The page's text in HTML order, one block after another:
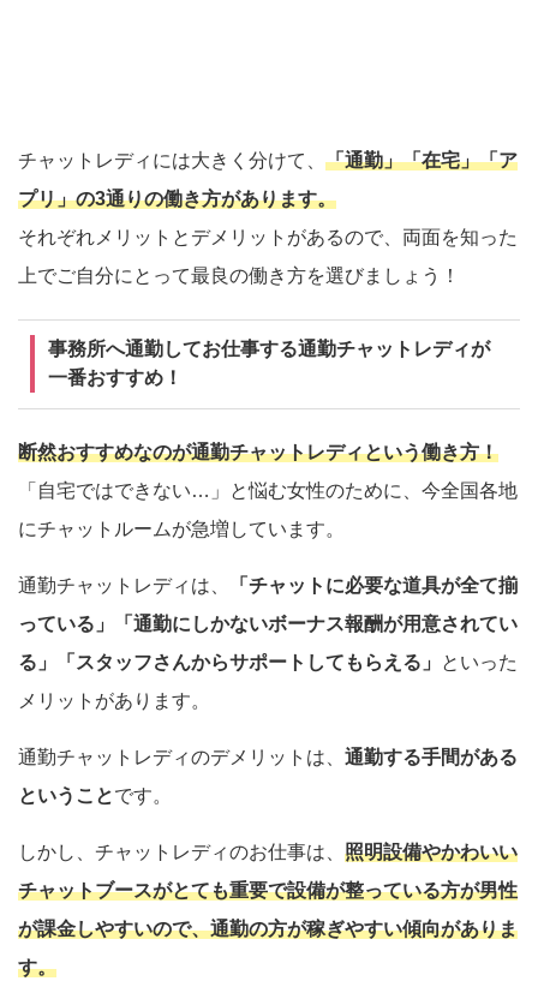
チャットレディには大きく分けて、 「通勤」「在宅」「ア
プリ」の3通りの働き方があります。
それぞれメリットとデメリットがあるので、両面を知った
上でご自分にとって最良の働き方を選びましょう！
事務所へ通勤してお仕事する通勤チャットレディが
一番おすすめ！
断然おすすめなのが通勤チャットレディという働き方！
「自宅ではできない…」と悩む女性のために、今全国各地
にチャットルームが急増しています。
通勤チャットレディは、
「チャットに必要な道具が全て揃
っている」「通勤にしかないボーナス報酬が用意されてい
る」「スタッフさんからサポートしてもらえる」
といった
メリットがあります。
通勤チャットレディのデメリットは、 通勤する手間がある
ということです。
しかし、チャットレディのお仕事は、 照明設備やかわいい
チャットブースがとても重要で設備が整っている方が男性
が課金しやすいので、通勤の方が稼ぎやすい傾向がありま
す。